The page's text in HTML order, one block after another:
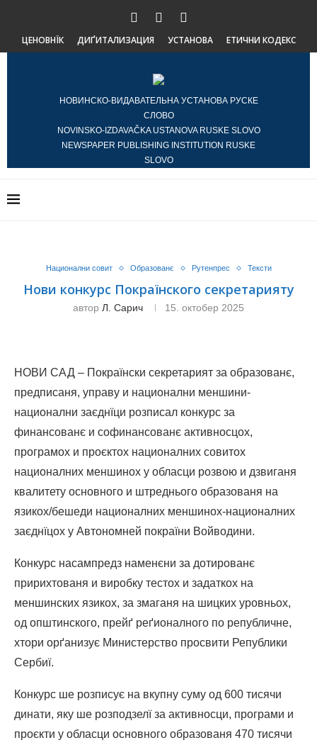
ЦЕНОВНЇК ДИҐИТАЛИЗАЦИЯ УСТАНОВА ЕТИЧНИ КОДЕКС
НОВИНСКО-ВИДАВАТЕЛЬНА УСТАНОВА РУСКЕ
СЛОВО
NOVINSKO-IZDAVAČKA USTANOVA RUSKE SLOVO
NEWSPAPER PUBLISHING INSTITUTION RUSKE
SLOVO
Национални совит Образованє Рутенпрес Тексти
Нови конкурс Покраїнского секретарияту
автор Л. Сарич 15. октобер 2025
НОВИ САД – Покраїнски секретарият за образованє,
предписаня, управу и национални меншини-
национални заєднїци розписал конкурс за
финансованє и софинансованє активносцох,
програмох и проєктох националних совитох
националних меншинох у обласци розвою и дзвиганя
квалитету основного и штреднього образованя на
язикох/бешеди националних меншинох-националних
заєднїцох у Автономней покраїни Войводини.
Конкурс насампредз наменєни за дотированє
пририхтованя и виробку тестох и задаткох на
меншинских язикох, за змаганя на шицких уровньох,
од општинского, прейґ реґионалного по републичне,
хтори орґанизує Министерство просвити Републики
Сербиї.
Конкурс ше розписує на вкупну суму од 600 тисячи
динати, яку ше розподзелї за активносци, програми и
проєкти у обласци основного образованя 470 тисячи